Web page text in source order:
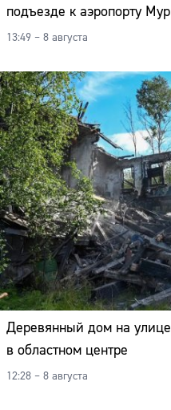
подъезде к аэропорту
13:49 – 8 августа
Деревянный дом на
в областном центре
12:28 – 8 августа